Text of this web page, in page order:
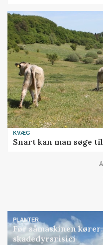
KVÆG
Snart kan man søge
PLANTER
Før såmaskinen
skadedyrsrisici